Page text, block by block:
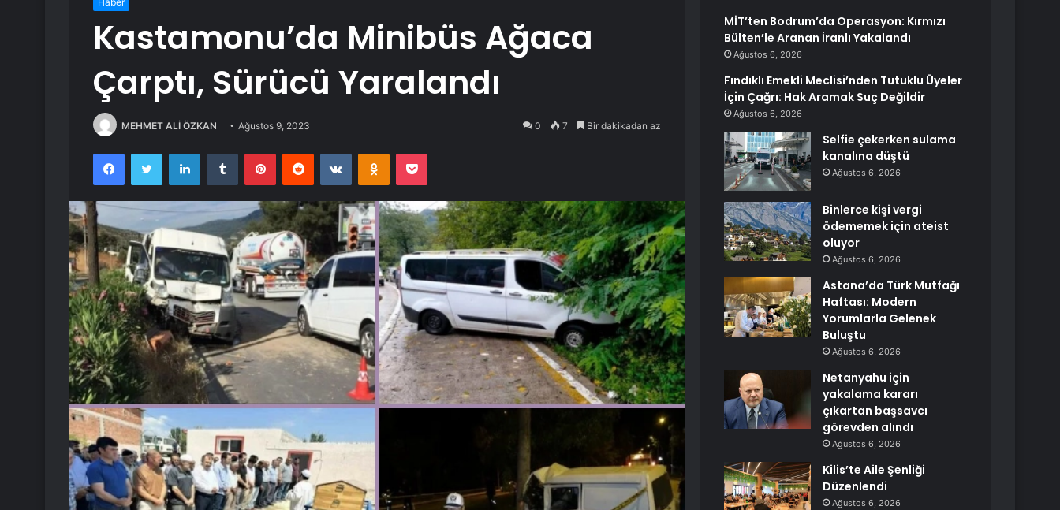
Kastamonu’da Minibüs Ağaca
Çarptı, Sürücü Yaralandı
MEHMET ALİ ÖZKAN Ağustos 9, 2023 0 7 Bir dakikadan az
FacebookTwitter LinkedInTumblr PinterestReddit VKontakteOdnoklassniki
Pocket
MİT’ten Bodrum’da Operasyon: Kırmızı
Bülten’le Aranan İranlı Yakalandı
Ağustos 6, 2026
Fındıklı Emekli Meclisi’nden Tutuklu Üyeler
İçin Çağrı: Hak Aramak Suç Değildir
Ağustos 6, 2026
Selfie çekerken sulama
kanalına düştü
Ağustos 6, 2026
Binlerce kişi vergi
ödememek için ateist
oluyor
Ağustos 6, 2026
Astana’da Türk Mutfağı
Haftası: Modern
Yorumlarla Gelenek
Buluştu
Ağustos 6, 2026
Netanyahu için
yakalama kararı
çıkartan başsavcı
görevden alındı
Ağustos 6, 2026
Kilis’te Aile Şenliği
Düzenlendi
Ağustos 6, 2026